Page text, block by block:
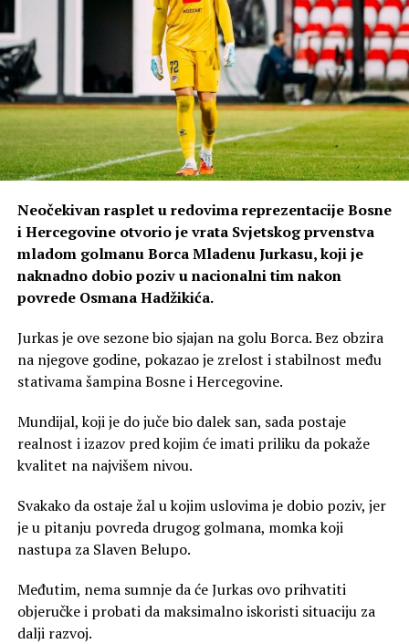
Neočekivan rasplet u redovima reprezentacije Bosne
i Hercegovine otvorio je vrata Svjetskog prvenstva
mladom golmanu Borca Mladenu Jurkasu, koji je
naknadno dobio poziv u nacionalni tim nakon
povrede Osmana Hadžikića.
Jurkas je ove sezone bio sjajan na golu Borca. Bez obzira
na njegove godine, pokazao je zrelost i stabilnost među
stativama šampina Bosne i Hercegovine.
Mundijal, koji je do juče bio dalek san, sada postaje
realnost i izazov pred kojim će imati priliku da pokaže
kvalitet na najvišem nivou.
Svakako da ostaje žal u kojim uslovima je dobio poziv, jer
je u pitanju povreda drugog golmana, momka koji
nastupa za Slaven Belupo.
Međutim, nema sumnje da će Jurkas ovo prihvatiti
objeručke i probati da maksimalno iskoristi situaciju za
dalji razvoj.